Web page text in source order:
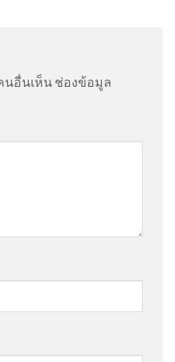
ด.ญ.เมียนมา บุกทำร้าย
ยน โซเชียลแชร์ไม่สำนึก
รียน โซเชียลแชร์ไม่สำนึก
นอื่นเห็น ช่องข้อมูล